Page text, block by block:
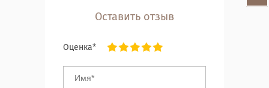
Оставить отзыв
Оценка*